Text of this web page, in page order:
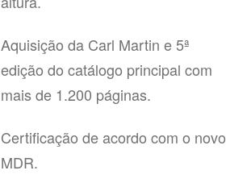
Aquisição da Carl Martin e 5ª
edição do catálogo principal com
mais de 1.200 páginas.
Certificação de acordo com o novo
MDR.